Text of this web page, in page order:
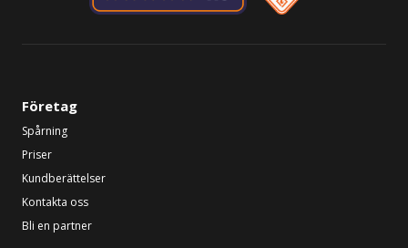
Företag
Spårning
Priser
Kundberättelser
Kontakta oss
Bli en partner